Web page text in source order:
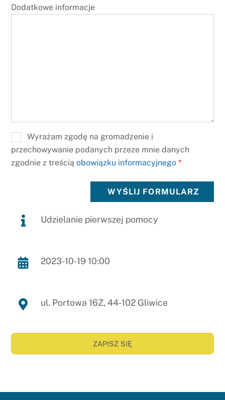
Dodatkowe informacje
Wyrażam zgodę na gromadzenie i
przechowywanie podanych przeze mnie danych
zgodnie z treściąobowiązku informacyjnego *
WYŚLIJ FORMULARZ
Udzielanie pierwszej pomocy
2023-10-19 10:00
ul. Portowa 16Z, 44-102 Gliwice
ZAPISZ SIĘ